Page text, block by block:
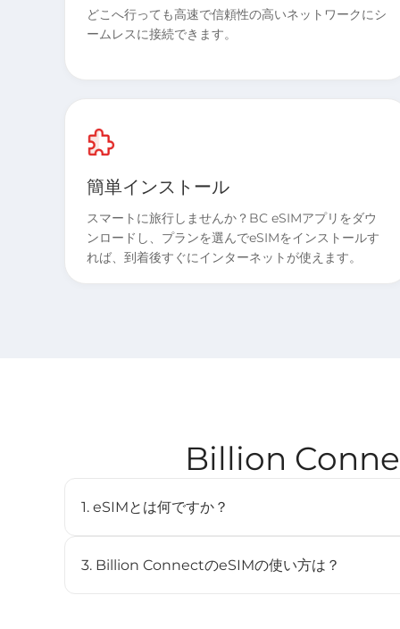
どこへ行っても高速で信頼性の高いネットワークにシ
ームレスに接続できます。
簡単インストール
スマートに旅行しませんか？BC eSIMアプリをダウ
ンロードし、プランを選んでeSIMをインストールす
れば、到着後すぐにインターネットが使えます。
Billion
1. eSIMとは何ですか？
デジタルSIMです。対応デバイスに内蔵されており、
3. Billion ConnectのeSIMの使い方は？